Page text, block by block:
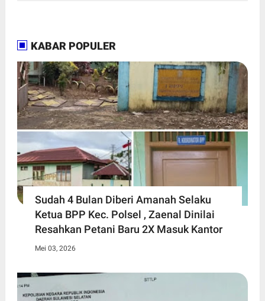
KABAR POPULER
Sudah 4 Bulan Diberi Amanah Selaku
Ketua BPP Kec. Polsel , Zaenal Dinilai
Resahkan Petani Baru 2X Masuk Kantor
Mei 03, 2026